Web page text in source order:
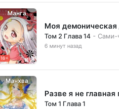
Манга
16+
Моя демоническая
Том 2 Глава 14 - Сами-
6 минут назад
Манхва
Разве я не
Том 1 Глава 1